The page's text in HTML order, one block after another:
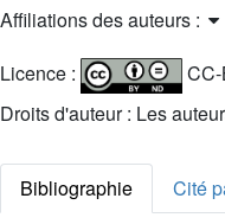
Affiliations des auteurs :
Licence :
Droits d'auteur : Les
Bibliographie
Cité